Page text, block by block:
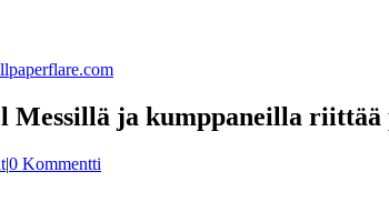
ja kumppaneilla riittää
|0 Kommentti